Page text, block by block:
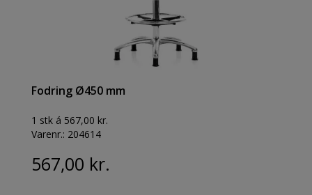
Fodring Ø450 mm
1 stk á 567,00 kr.
Varenr.: 204614
567,00 kr.